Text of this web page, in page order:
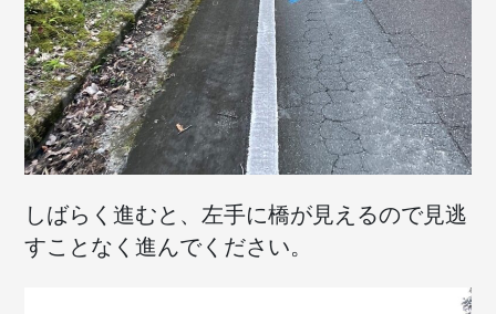
しばらく進むと、左手に橋が見えるので見逃
すことなく進んでください。